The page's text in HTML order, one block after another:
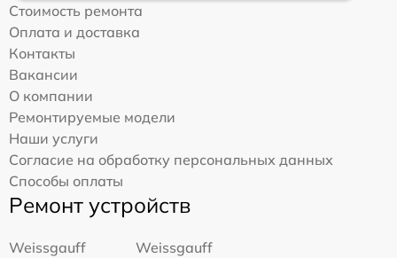
Стоимость ремонта
Оплата и доставка
Контакты
Вакансии
О компании
Ремонтируемые модели
Наши услуги
Согласие на обработку персональных данных
Способы оплаты
Ремонт устройств
Weissgauff
Weissgauff